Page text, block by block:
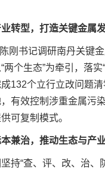
业转型，打造关键金属
书记调研南丹关键金
两个生态”为牵引，落实
132个立行立改问题清
有效控制涉重金属污
可复制模式。
兼治，推动生态与产
“查、评、改、治、